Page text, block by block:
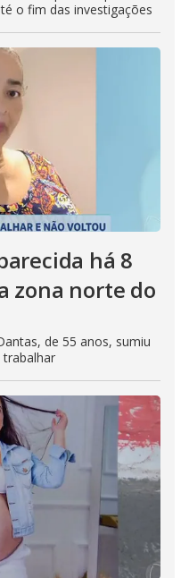
o fim das investigações
há 8
zona norte do
de 55 anos, sumiu
trabalhar